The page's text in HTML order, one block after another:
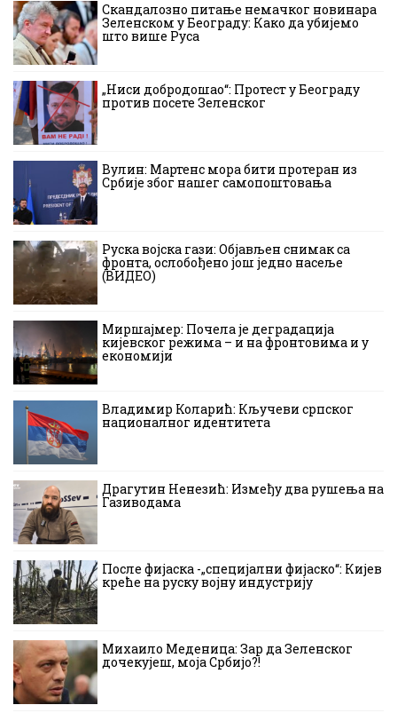
Скандалозно питање немачког новинара
Зеленском у Београду: Како да убијемо
што више Руса
„Ниси добродошао“: Протест у Београду
против посете Зеленског
Вулин: Мартенс мора бити протеран из
Србије због нашег самопоштовања
Руска војска гази: Објављен снимак са
фронта, ослобођено још једно насеље
(ВИДЕО)
Миршајмер: Почела је деградација
кијевског режима – и на фронтовима и у
економији
Владимир Коларић: Кључеви српског
националног идентитета
Драгутин Ненезић: Између два рушења на
Газиводама
После фијаска -„специјални фијаско“: Кијев
креће на руску војну индустрију
Михаило Меденица: Зар да Зеленског
дочекујеш, моја Србијо?!